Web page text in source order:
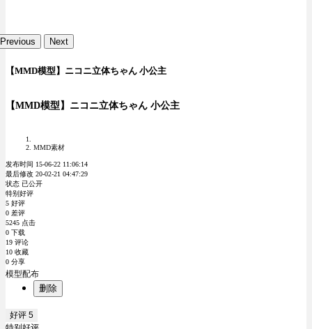
Previous Next
【MMD模型】ニコニ立体ちゃん 小公主
【MMD模型】ニコニ立体ちゃん 小公主
MMD素材
发布时间 15-06-22 11:06:14
最后修改 20-02-21 04:47:29
状态 已公开
特别好评
5 好评
0 差评
5245 点击
0 下载
19 评论
10 收藏
0 分享
模型配布
删除
好评 5